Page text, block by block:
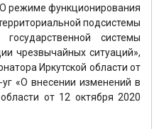
режиме функционирования
подсистемы
системы
чрезвычайных ситуаций»,
Иркутской области от
«О внесении изменений в
от 12 октября 2020